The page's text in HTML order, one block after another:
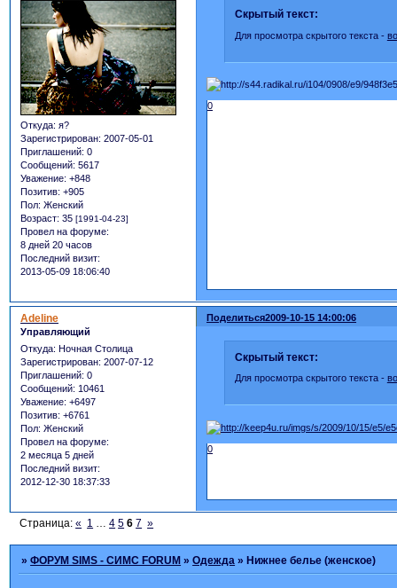
Откуда: я?
Зарегистрирован: 2007-05-01
Приглашений: 0
Сообщений: 5617
Уважение: +848
Позитив: +905
Пол: Женский
Возраст: 35 [1991-04-23]
Провел на форуме:
8 дней 20 часов
Последний визит:
2013-05-09 18:06:40
Скрытый текст:
Для просмотра скрытого текста -
0
Поделиться2009-10-15 14:00:06
Adeline
Управляющий
Откуда: Ночная Столица
Зарегистрирован: 2007-07-12
Приглашений: 0
Сообщений: 10461
Уважение: +6497
Позитив: +6761
Пол: Женский
Провел на форуме:
2 месяца 5 дней
Последний визит:
2012-12-30 18:37:33
Скрытый текст:
Для просмотра скрытого текста -
0
Страница:« 1 … 4 5 6 7 »
»ФОРУМ SIMS - СИМС FORUM »Одежда »Нижнее белье (женское)